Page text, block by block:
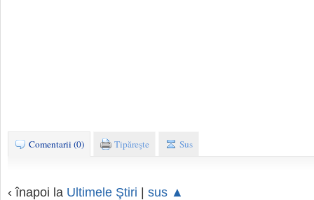
Comentarii (0) Tipăreşte Sus
‹ înapoi la Ultimele Ştiri sus ▲